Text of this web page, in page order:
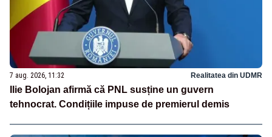
7 aug. 2026, 11:32 Realitatea din UDMR
Ilie Bolojan afirmă că PNL susține un guvern
tehnocrat. Condițiile impuse de premierul demis